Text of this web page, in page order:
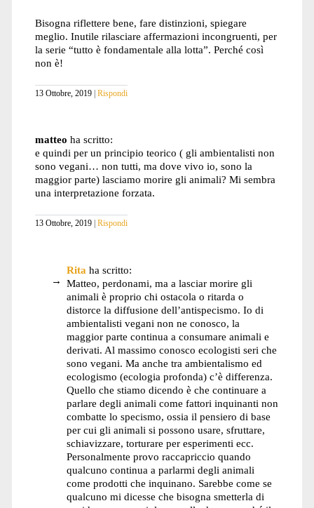
Bisogna riflettere bene, fare distinzioni, spiegare
meglio. Inutile rilasciare affermazioni incongruenti, per
la serie “tutto è fondamentale alla lotta”. Perché così
non è!
13 Ottobre, 2019 Rispondi
matteo ha scritto:
e quindi per un principio teorico ( gli ambientalisti non
sono vegani… non tutti, ma dove vivo io, sono la
maggior parte) lasciamo morire gli animali? Mi sembra
una interpretazione forzata.
13 Ottobre, 2019 Rispondi
Rita ha scritto:
Matteo, perdonami, ma a lasciar morire gli
animali è proprio chi ostacola o ritarda o
distorce la diffusione dell’antispecismo. Io di
ambientalisti vegani non ne conosco, la
maggior parte continua a consumare animali e
derivati. Al massimo conosco ecologisti seri che
sono vegani. Ma anche tra ambientalismo ed
ecologismo (ecologia profonda) c’è differenza.
Quello che stiamo dicendo è che continuare a
parlare degli animali come fattori inquinanti non
combatte lo specismo, ossia il pensiero di base
per cui gli animali si possono usare, sfruttare,
schiavizzare, torturare per esperimenti ecc.
Personalmente provo raccapriccio quando
qualcuno continua a parlarmi degli animali
come prodotti che inquinano. Sarebbe come se
qualcuno mi dicesse che bisogna smetterla di